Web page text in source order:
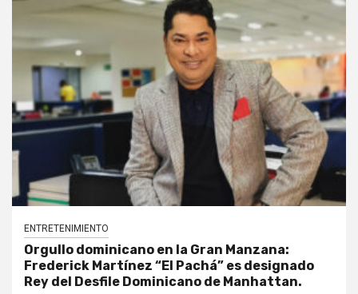
ENTRETENIMIENTO
Orgullo dominicano en la Gran Manzana:
Frederick Martínez “El Pachá” es designado
Rey del Desfile Dominicano de Manhattan.